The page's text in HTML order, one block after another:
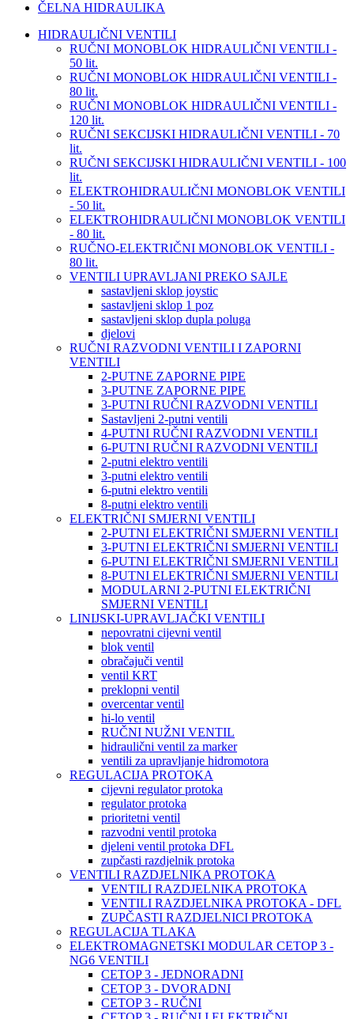
ČELNA HIDRAULIKA
HIDRAULIČNI VENTILI
RUČNI MONOBLOK HIDRAULIČNI VENTILI -
50 lit.
RUČNI MONOBLOK HIDRAULIČNI VENTILI -
80 lit.
RUČNI MONOBLOK HIDRAULIČNI VENTILI -
120 lit.
RUČNI SEKCIJSKI HIDRAULIČNI VENTILI - 70
lit.
RUČNI SEKCIJSKI HIDRAULIČNI VENTILI - 100
lit.
ELEKTROHIDRAULIČNI MONOBLOK VENTILI
- 50 lit.
ELEKTROHIDRAULIČNI MONOBLOK VENTILI
- 80 lit.
RUČNO-ELEKTRIČNI MONOBLOK VENTILI -
80 lit.
VENTILI UPRAVLJANI PREKO SAJLE
sastavljeni sklop joystic
sastavljeni sklop 1 poz
sastavljeni sklop dupla poluga
djelovi
RUČNI RAZVODNI VENTILI I ZAPORNI
VENTILI
2-PUTNE ZAPORNE PIPE
3-PUTNE ZAPORNE PIPE
3-PUTNI RUČNI RAZVODNI VENTILI
Sastavljeni 2-putni ventili
4-PUTNI RUČNI RAZVODNI VENTILI
6-PUTNI RUČNI RAZVODNI VENTILI
2-putni elektro ventili
3-putni elektro ventili
6-putni elektro ventili
8-putni elektro ventili
ELEKTRIČNI SMJERNI VENTILI
2-PUTNI ELEKTRIČNI SMJERNI VENTILI
3-PUTNI ELEKTRIČNI SMJERNI VENTILI
6-PUTNI ELEKTRIČNI SMJERNI VENTILI
8-PUTNI ELEKTRIČNI SMJERNI VENTILI
MODULARNI 2-PUTNI ELEKTRIČNI
SMJERNI VENTILI
LINIJSKI-UPRAVLJAČKI VENTILI
nepovratni cijevni ventil
blok ventil
obračajuči ventil
ventil KRT
preklopni ventil
overcentar ventil
hi-lo ventil
RUČNI NUŽNI VENTIL
hidraulični ventil za marker
ventili za upravljanje hidromotora
REGULACIJA PROTOKA
cijevni regulator protoka
regulator protoka
prioritetni ventil
razvodni ventil protoka
djeleni ventil protoka DFL
zupčasti razdjelnik protoka
VENTILI RAZDJELNIKA PROTOKA
VENTILI RAZDJELNIKA PROTOKA
VENTILI RAZDJELNIKA PROTOKA - DFL
ZUPČASTI RAZDJELNICI PROTOKA
REGULACIJA TLAKA
ELEKTROMAGNETSKI MODULAR CETOP 3 -
NG6 VENTILI
CETOP 3 - JEDNORADNI
CETOP 3 - DVORADNI
CETOP 3 - RUČNI